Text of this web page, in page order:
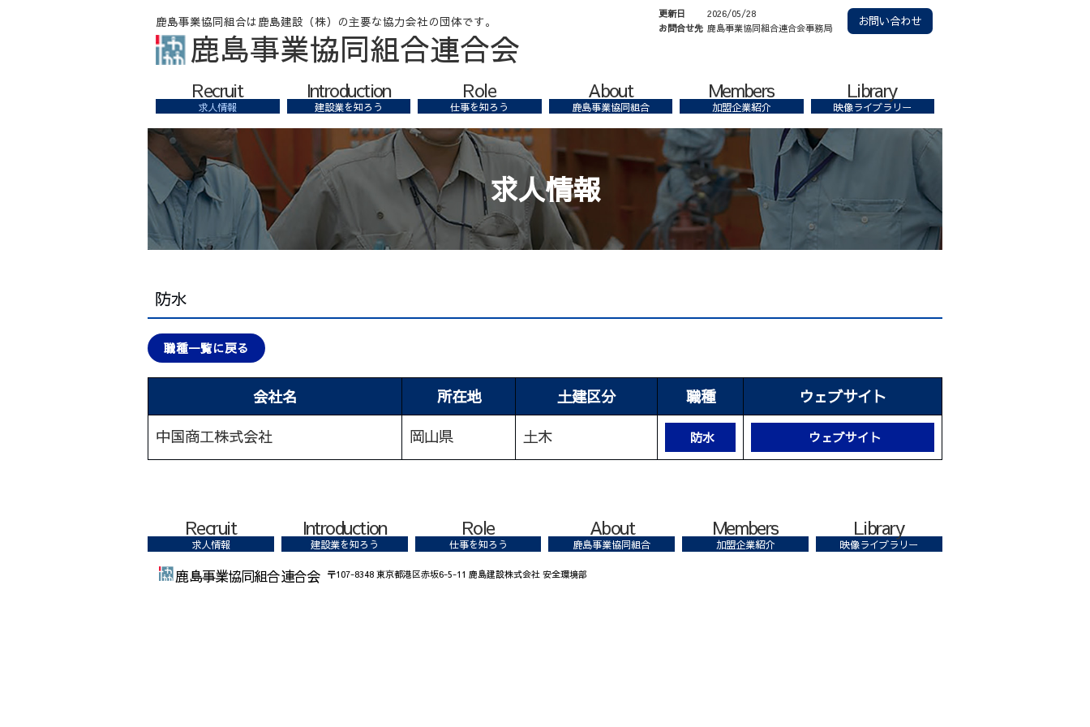
鹿島事業協同組合連合会
更新日 2026/05/28 お問い合わせ
お問合せ先 鹿島事業協同組合連合会事務局
Recruit
求人情報
Introduction
建設業を知ろう
Role
仕事を知ろう
About
鹿島事業協同組合
Members
加盟企業紹介
Library
映像ライブラリー
求人情報
防水
職種一覧に戻る
会社名 所在地 土建区分 職種
ウェブサイト
中国商工株式会社
岡山県 土木 防水 ウェブサイト
Recruit
求人情報
Introduction
建設業を知ろう
Role
仕事を知ろう
About
鹿島事業協同組合
Members
加盟企業紹介
Library
映像ライブラリー
鹿島事業協同組合連合会 〒107-8348 東京都港区赤坂6-5-11 鹿島建設株式会社 安全環境部